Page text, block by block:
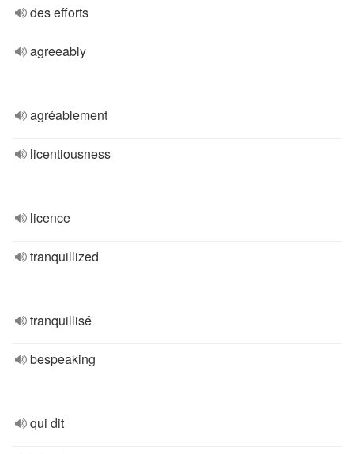
des efforts
agreeably
agréablement
licentiousness
licence
tranquillized
tranquillisé
bespeaking
qui dit